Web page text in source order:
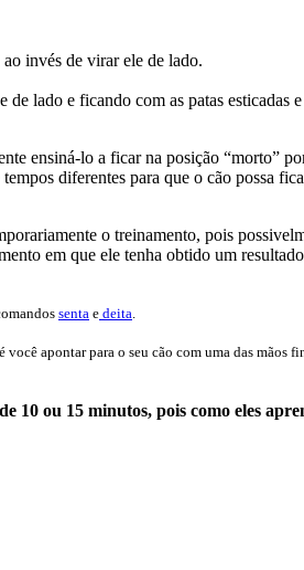
invés de virar ele de lado.
lado e ficando com as patas esticadas e
ensiná-lo a ficar na posição “morto”
diferentes para que o cão possa
o treinamento, pois
em que ele tenha obtido um
senta e deita.
você apontar para o seu cão com uma das mãos
10 ou 15 minutos, pois como eles